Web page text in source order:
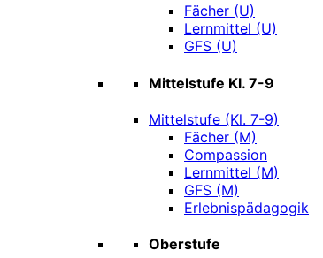
Fächer (U)
Lernmittel (U)
GFS (U)
Mittelstufe Kl. 7-9
Mittelstufe (Kl. 7-9)
Fächer (M)
Compassion
Lernmittel (M)
GFS (M)
Erlebnispädagogik
Oberstufe